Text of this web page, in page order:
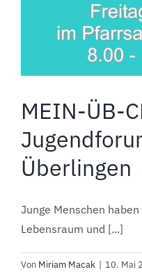
MEIN-ÜB-
Überlingen
Junge Menschen
Lebensraum und [...]
Von Miriam Macak | 10. Mai